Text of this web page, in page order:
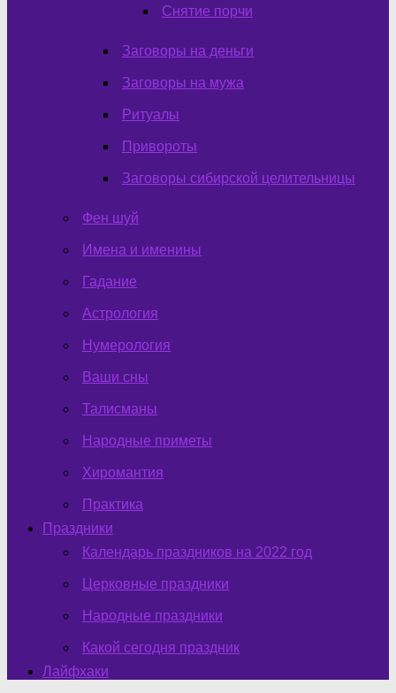
Снятие порчи
Заговоры на деньги
Заговоры на мужа
Ритуалы
Привороты
Заговоры сибирской целительницы
Фен шуй
Имена и именины
Гадание
Астрология
Нумерология
Ваши сны
Талисманы
Народные приметы
Хиромантия
Практика
Праздники
Календарь праздников на 2022 год
Церковные праздники
Народные праздники
Какой сегодня праздник
Лайфхаки